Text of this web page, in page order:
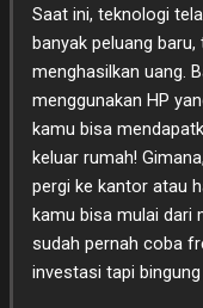
Saat ini, teknologi
banyak peluang
menghasilkan uang.
menggunakan HP
kamu bisa
keluar rumah!
pergi ke kantor atau
kamu bisa mulai dari
sudah pernah coba
investasi tapi